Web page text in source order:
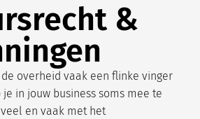
&
overheid vaak een flinke vinger
in jouw business soms mee te
en vaak met het